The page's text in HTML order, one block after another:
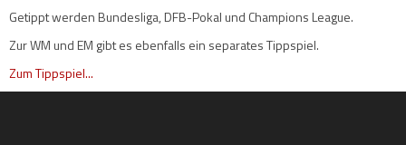
Getippt werden Bundesliga, DFB-Pokal und Champions League.
Zur WM und EM gibt es ebenfalls ein separates Tippspiel.
Zum Tippspiel...